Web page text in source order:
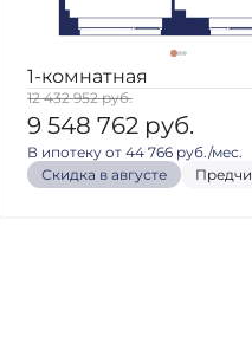
Кухня-гостиная
гостиная Скидка в августе
1-комнатная
12 432 952руб.
9 548 762 руб.
В ипотеку от 44 766 руб./мес.
Скидка в августе